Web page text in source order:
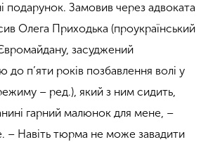
подарунок. Замовив через адвоката
Олега Приходька (проукраїнський
засуджений
до п’яти років позбавлення волі у
– ред.), який з ним сидить,
гарний малюнок для мене, –
– Навіть тюрма не може завадити